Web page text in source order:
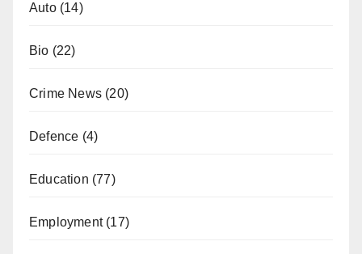
Auto(14)
Bio (22)
Crime News (20)
Defence (4)
Education (77)
Employment(17)